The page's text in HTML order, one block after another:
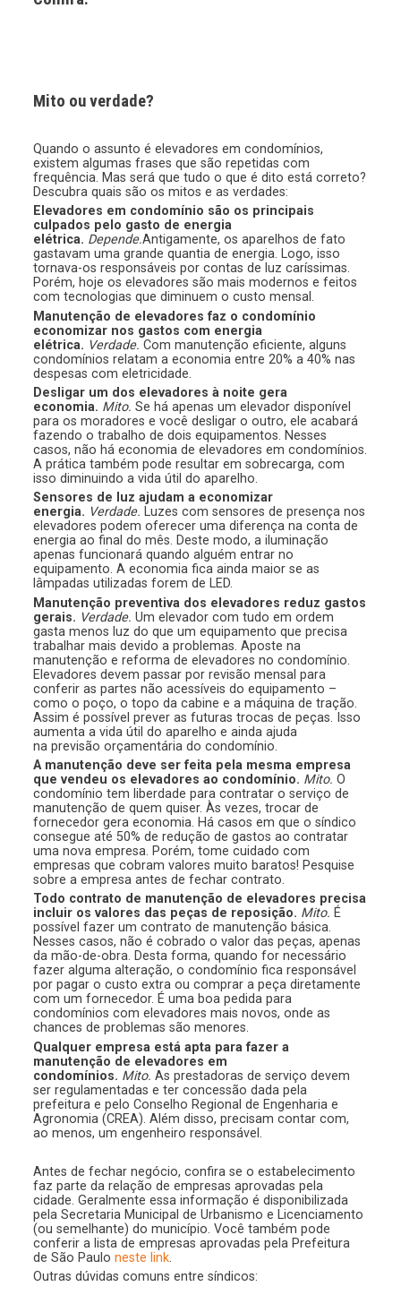
Mito ou verdade?
Quando o assunto é elevadores em condomínios,
existem algumas frases que são repetidas com
frequência. Mas será que tudo o que é dito está correto?
Descubra quais são os mitos e as verdades:
Elevadores em condomínio são os principais
culpados pelo gasto de energia
elétrica. Depende.Antigamente, os aparelhos de fato
gastavam uma grande quantia de energia. Logo, isso
tornava-os responsáveis por contas de luz caríssimas.
Porém, hoje os elevadores são mais modernos e feitos
com tecnologias que diminuem o custo mensal.
Manutenção de elevadores faz o condomínio
economizar nos gastos com energia
elétrica. Verdade.Com manutenção eficiente, alguns
condomínios relatam a economia entre 20% a 40% nas
despesas com eletricidade.
Desligar um dos elevadores à noite gera
economia. Mito.Se há apenas um elevador disponível
para os moradores e você desligar o outro, ele acabará
fazendo o trabalho de dois equipamentos. Nesses
casos, não há economia de elevadores em condomínios.
A prática também pode resultar em sobrecarga, com
isso diminuindo a vida útil do aparelho.
Sensores de luz ajudam a economizar
energia. Verdade. Luzes com sensores de presença nos
elevadores podem oferecer uma diferença na conta de
energia ao final do mês. Deste modo, a iluminação
apenas funcionará quando alguém entrar no
equipamento. A economia fica ainda maior se as
lâmpadas utilizadas forem de LED.
Manutenção preventiva dos elevadores reduz gastos
gerais. Verdade. Um elevador com tudo em ordem
gasta menos luz do que um equipamento que precisa
trabalhar mais devido a problemas. Aposte na
manutenção e reforma de elevadores no condomínio.
Elevadores devem passar por revisão mensal para
conferir as partes não acessíveis do equipamento –
como o poço, o topo da cabine e a máquina de tração.
Assim é possível prever as futuras trocas de peças. Isso
aumenta a vida útil do aparelho e ainda ajuda
na previsão orçamentária do condomínio.
A manutenção deve ser feita pela mesma empresa
que vendeu os elevadores ao condomínio. Mito.O
condomínio tem liberdade para contratar o serviço de
manutenção de quem quiser. Às vezes, trocar de
fornecedor gera economia. Há casos em que o síndico
consegue até 50% de redução de gastos ao contratar
uma nova empresa. Porém, tome cuidado com
empresas que cobram valores muito baratos! Pesquise
sobre a empresa antes de fechar contrato.
Todo contrato de manutenção de elevadores precisa
incluir os valores das peças de reposição. Mito. É
possível fazer um contrato de manutenção básica.
Nesses casos, não é cobrado o valor das peças, apenas
da mão-de-obra. Desta forma, quando for necessário
fazer alguma alteração, o condomínio fica responsável
por pagar o custo extra ou comprar a peça diretamente
com um fornecedor. É uma boa pedida para
condomínios com elevadores mais novos, onde as
chances de problemas são menores.
Qualquer empresa está apta para fazer a
manutenção de elevadores em
condomínios. Mito.As prestadoras de serviço devem
ser regulamentadas e ter concessão dada pela
prefeitura e pelo Conselho Regional de Engenharia e
Agronomia (CREA). Além disso, precisam contar com,
ao menos, um engenheiro responsável.
Antes de fechar negócio, confira se o estabelecimento
faz parte da relação de empresas aprovadas pela
cidade. Geralmente essa informação é disponibilizada
pela Secretaria Municipal de Urbanismo e Licenciamento
(ou semelhante) do município. Você também pode
conferir a lista de empresas aprovadas pela Prefeitura
de São Pauloneste link
Outras dúvidas comuns entre síndicos: